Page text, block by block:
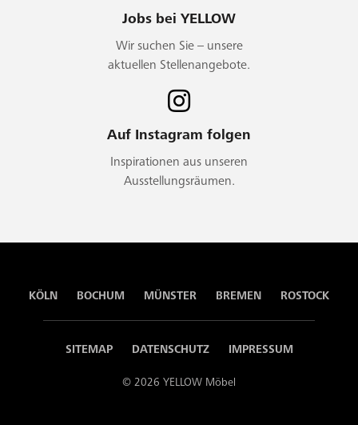
Jobs bei YELLOW
Wir suchen Sie – unsere
aktuellen Stellenangebote.
Auf Instagram folgen
Inspirationen aus unseren
Ausstellungsräumen.
KÖLN BOCHUM MÜNSTER BREMEN ROSTOCK
SITEMAP DATENSCHUTZ IMPRESSUM
© 2026 YELLOW Möbel